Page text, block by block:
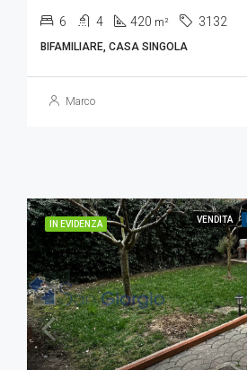
6 4 420 m² 3132
BIFAMILIARE, CASA SINGOLA
Marco
IN EVIDENZA VENDITA